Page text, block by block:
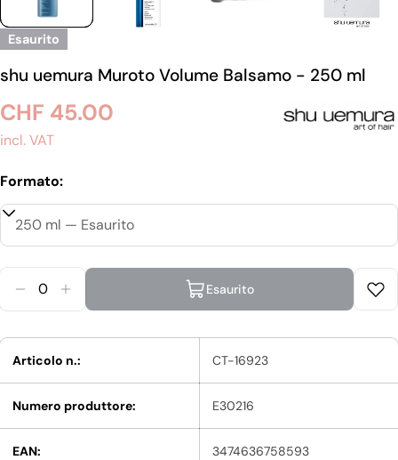
Esaurito
shu uemura Muroto Volume Balsamo - 250 ml
Prezzo
regolare
CHF 45.00
incl. VAT
Formato:
Diminuisci La Quantità Per Shu Uemura Muroto
Aumenta La Quantità Per Shu Uemura
Esaurito
Articolo n.: CT-16923
Numero produttore: E30216
EAN: 3474636758593